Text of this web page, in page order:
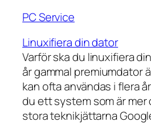
PC Service
Linuxifiera din dator
Varför ska du linuxifiera
år gammal premiumdator
kan ofta användas i flera
du ett system som är mer
stora teknikjättarna